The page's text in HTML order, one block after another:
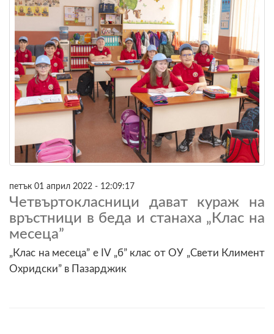
петък 01 април 2022 - 12:09:17
Четвъртокласници дават кураж на
връстници в беда и станаха „Клас на
месеца”
„Клас на месеца” е IV „б” клас от ОУ „Свети Климент
Охридски” в Пазарджик